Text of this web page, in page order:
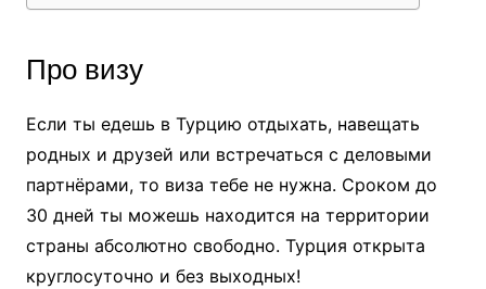
Про визу
Если ты едешь в Турцию отдыхать, навещать
родных и друзей или встречаться с деловыми
партнёрами, то виза тебе не нужна. Сроком до
30 дней ты можешь находится на территории
страны абсолютно свободно. Турция открыта
круглосуточно и без выходных!